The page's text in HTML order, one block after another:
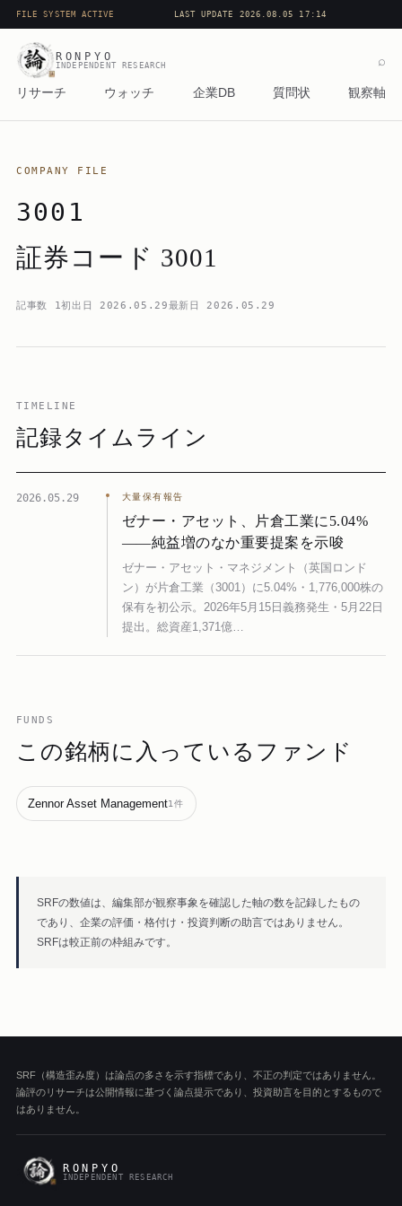
FILE SYSTEM ACTIVE LAST UPDATE 2026.08.05 17:14
RONPYO
INDEPENDENT RESEARCH
リサーチ ウォッチ 企業DB 質問状 観察軸
⌕
COMPANY FILE
3001
証券コード 3001
記事数 1初出日 2026.05.29最新日 2026.05.29
TIMELINE
記録タイムライン
2026.05.29 大量保有報告
ゼナー・アセット、片倉工業に5.04%
——純益増のなか重要提案を示唆
ゼナー・アセット・マネジメント（英国ロンド
ン）が片倉工業（3001）に5.04%・1,776,000株の
保有を初公示。2026年5月15日義務発生・5月22日
提出。総資産1,371億…
FUNDS
この銘柄に入っているファンド
Zennor Asset Management1件
SRFの数値は、編集部が観察事象を確認した軸の数を記録したもの
であり、企業の評価・格付け・投資判断の助言ではありません。
SRFは較正前の枠組みです。
SRF（構造歪み度）は論点の多さを示す指標であり、不正の判定ではありません。
論評のリサーチは公開情報に基づく論点提示であり、投資助言を目的とするもので
はありません。
RONPYO
INDEPENDENT RESEARCH